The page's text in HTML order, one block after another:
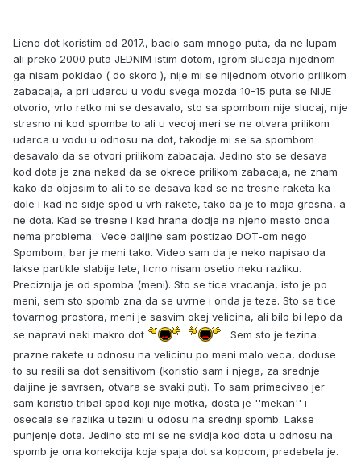
Licno dot koristim od 2017., bacio sam mnogo puta, da ne lupam
ali preko 2000 puta JEDNIM istim dotom, igrom slucaja nijednom
ga nisam pokidao ( do skoro ), nije mi se nijednom otvorio prilikom
zabacaja, a pri udarcu u vodu svega mozda 10-15 puta se NIJE
otvorio, vrlo retko mi se desavalo, sto sa spombom nije slucaj, nije
strasno ni kod spomba to ali u vecoj meri se ne otvara prilikom
udarca u vodu u odnosu na dot, takodje mi se sa spombom
desavalo da se otvori prilikom zabacaja. Jedino sto se desava
kod dota je zna nekad da se okrece prilikom zabacaja, ne znam
kako da objasim to ali to se desava kad se ne tresne raketa ka
dole i kad ne sidje spod u vrh rakete, tako da je to moja gresna, a
ne dota. Kad se tresne i kad hrana dodje na njeno mesto onda
nema problema. Vece daljine sam postizao DOT-om nego
Spombom, bar je meni tako. Video sam da je neko napisao da
lakse partikle slabije lete, licno nisam osetio neku razliku.
Preciznija je od spomba (meni). Sto se tice vracanja, isto je po
meni, sem sto spomb zna da se uvrne i onda je teze. Sto se tice
tovarnog prostora, meni je sasvim okej velicina, ali bilo bi lepo da
se napravi neki makro dot
. Sem sto je tezina
prazne rakete u odnosu na velicinu po meni malo veca, doduse
to su resili sa dot sensitivom (koristio sam i njega, za srednje
daljine je savrsen, otvara se svaki put). To sam primecivao jer
sam koristio tribal spod koji nije motka, dosta je ''mekan'' i
osecala se razlika u tezini u odosu na srednji spomb. Lakse
punjenje dota. Jedino sto mi se ne svidja kod dota u odnosu na
spomb je ona konekcija koja spaja dot sa kopcom, predebela je.